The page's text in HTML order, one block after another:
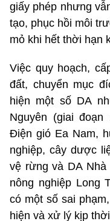
giấy phép nhưng
tạo, phục hồi môi
mỏ khi hết thời hạn
Việc quy hoạch,
đất, chuyển mục
hiện một số DA
Nguyên (giai
Điện gió Ea Nam,
nghiệp, cây dược
vệ rừng và DA
nông nghiệp Long
có một số sai
hiện và xử lý kịp